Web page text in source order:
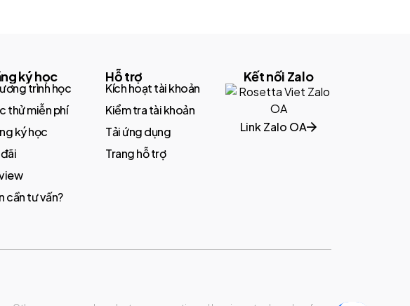
ký học
trình học
thử miễn phí
ký học
cần tư vấn?
Hỗ trợ
Kích hoạt tài khoản
Kiểm tra tài khoản
Tải ứng dụng
Trang hỗ trợ
Kết nối Zalo
Link Zalo OA